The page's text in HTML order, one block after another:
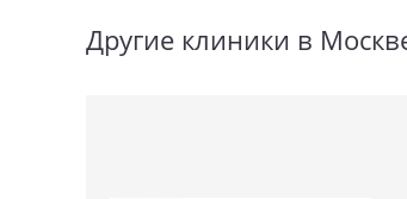
Другие клиники в